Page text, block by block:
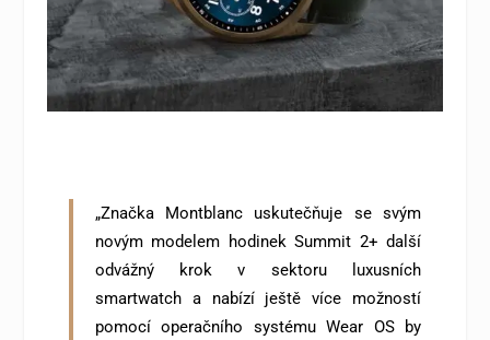
„Značka Montblanc uskutečňuje se svým
novým modelem hodinek Summit 2+ další
odvážný krok v sektoru luxusních
smartwatch a nabízí ještě více možností
pomocí operačního systému Wear OS by